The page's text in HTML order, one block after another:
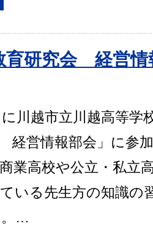
育研究会 経営情
川越市立川越高等学
経営情報部会」に参
業高校や公立・私立
いる先生方の知識の
。…